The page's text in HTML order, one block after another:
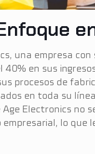
una empresa
40% en sus
procesos de
en toda su
Electronics no
lo que